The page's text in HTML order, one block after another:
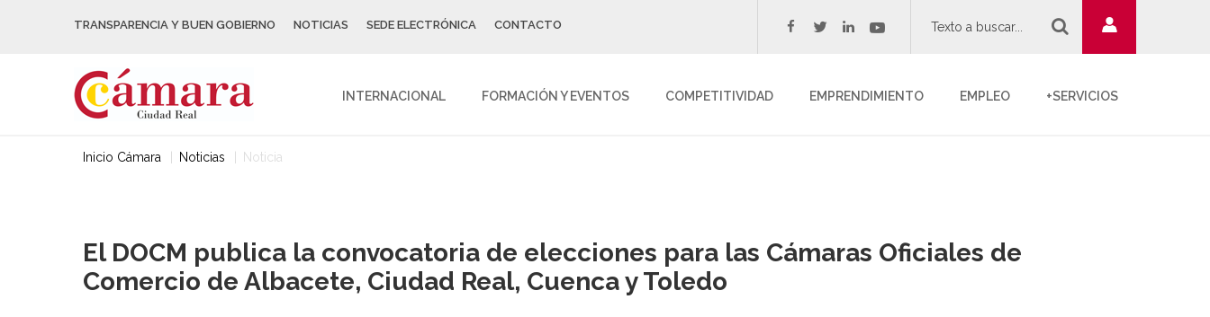
TRANSPARENCIA Y BUEN GOBIERNO NOTICIAS SEDE ELECTRÓNICA CONTACTO facebook
twitterlinkedinyoutube
INTERNACIONAL FORMACIÓN Y EVENTOS COMPETITIVIDAD EMPRENDIMIENTO EMPLEO +SERVICIOS
Inicio Cámara Noticias Noticia
El DOCM publica la convocatoria de elecciones para las Cámaras Oficiales de
Comercio de Albacete, Ciudad Real, Cuenca y Toledo